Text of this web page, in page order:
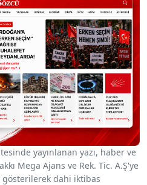
yayınlanan yazı, haber ve
Mega Ajans ve Rek. Tic. A.Ş'ye
gösterilerek dahi iktibas